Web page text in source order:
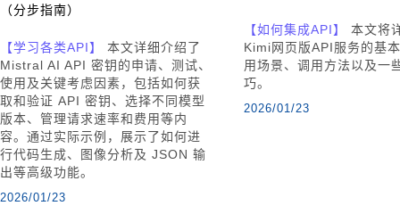
（分步指南）
【学习各类API】
本文详细介绍了
Mistral AI API 密钥的申请、测试、
使用及关键考虑因素，包括如何获
取和验证 API 密钥、选择不同模型
版本、管理请求速率和费用等内
容。通过实际示例，展示了如何进
行代码生成、图像分析及 JSON 输
出等高级功能。
2026/01/23
【如何集成API】
本文将
Kimi网页版API服务的基
用场景、调用方法以及一
巧。
2026/01/23